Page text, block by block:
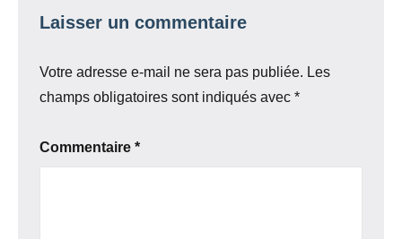
Laisser un commentaire
Votre adresse e-mail ne sera pas publiée. Les
champs obligatoires sont indiqués avec *
Commentaire *